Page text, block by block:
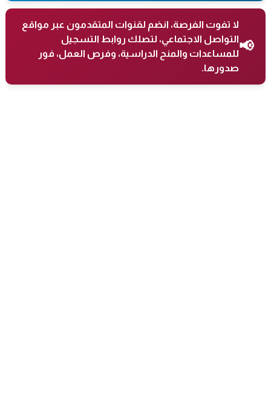
📢
لا تفوت الفرصة، انضم لقنوات المتقدمون عبر مواقع
التواصل الاجتماعي، لتصلك روابط التسجيل
للمساعدات والمنح الدراسية، وفرص العمل، فور
صدورها.